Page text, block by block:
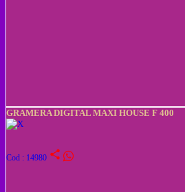
GRAMERA DIGITAL MAXI HOUSE F 400
Cod : 14980 share